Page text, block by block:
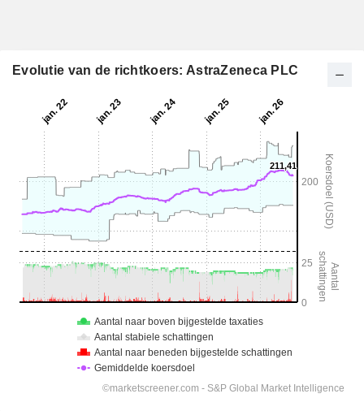
Evolutie van de richtkoers: AstraZeneca PLC